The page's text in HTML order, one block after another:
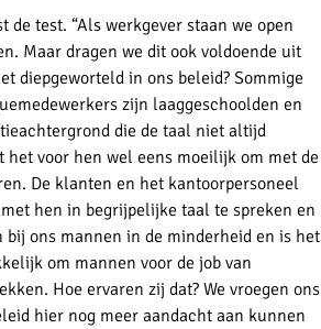
de test. “Als werkgever staan we open
Maar dragen we dit ook voldoende uit
diepgeworteld in ons beleid? Sommige
zijn laaggeschoolden en
die de taal niet altijd
het voor hen wel eens moeilijk om met de
De klanten en het kantoorpersoneel
hen in begrijpelijke taal te spreken en
bij ons mannen in de minderheid en is het
om mannen voor de job van
Hoe ervaren zij dat? We vroegen ons
hier nog meer aandacht aan kunnen